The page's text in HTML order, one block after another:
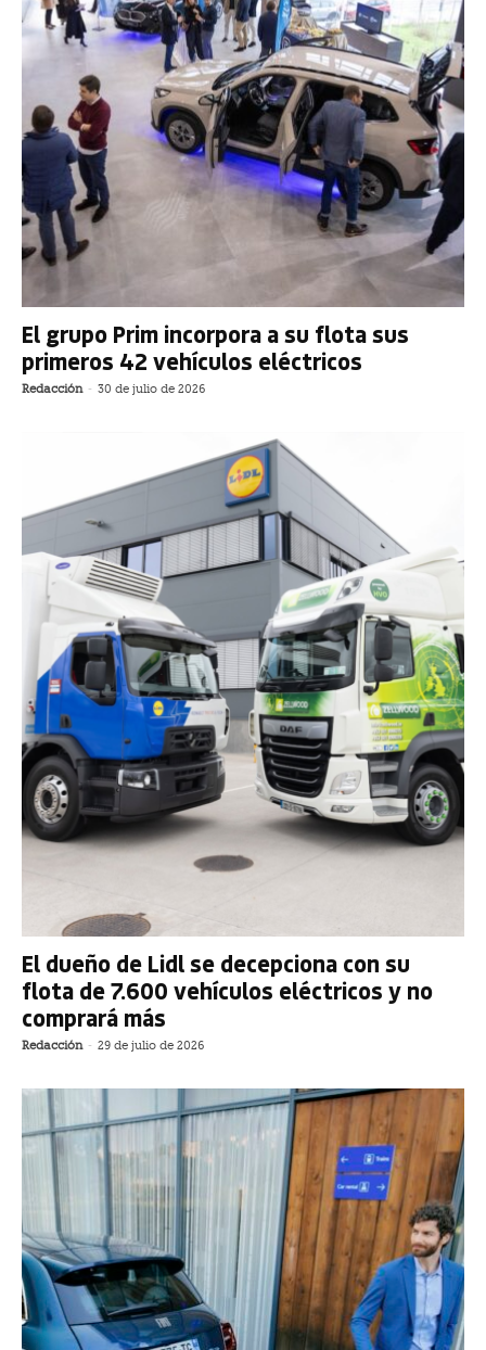
El grupo Prim incorpora a su flota sus
primeros 42 vehículos eléctricos
Redacción - 30 de julio de 2026
El dueño de Lidl se decepciona con su
flota de 7.600 vehículos eléctricos y no
comprará más
Redacción - 29 de julio de 2026